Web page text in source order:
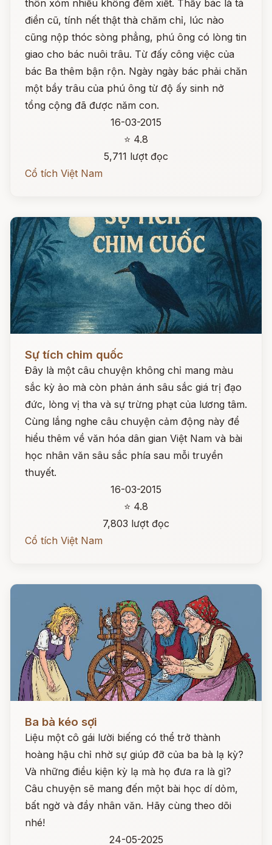
thôn xóm nhiều không đếm xiết. Thấy bác là tá
điền cũ, tính nết thật thà chăm chỉ, lúc nào
cũng nộp thóc sòng phẳng, phú ông có lòng tin
giao cho bác nuôi trâu. Từ đấy công việc của
bác Ba thêm bận rộn. Ngày ngày bác phải chăn
một bầy trâu của phú ông từ độ ấy sinh nở
tổng cộng đã được năm con.
16-03-2015
⭐ 4.8
5,711 lượt đọc
Cổ tích Việt Nam
Sự tích chim quốc
Đây là một câu chuyện không chỉ mang màu
sắc kỳ ảo mà còn phản ánh sâu sắc giá trị đạo
đức, lòng vị tha và sự trừng phạt của lương tâm.
Cùng lắng nghe câu chuyện cảm động này để
hiểu thêm về văn hóa dân gian Việt Nam và bài
học nhân văn sâu sắc phía sau mỗi truyền
thuyết.
16-03-2015
⭐ 4.8
7,803 lượt đọc
Cổ tích Việt Nam
Ba bà kéo sợi
Liệu một cô gái lười biếng có thể trở thành
hoàng hậu chỉ nhờ sự giúp đỡ của ba bà lạ kỳ?
Và những điều kiện kỳ lạ mà họ đưa ra là gì?
Câu chuyện sẽ mang đến một bài học dí dỏm,
bất ngờ và đầy nhân văn. Hãy cùng theo dõi
nhé!
24-05-2025